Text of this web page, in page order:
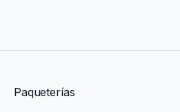
Paqueterías